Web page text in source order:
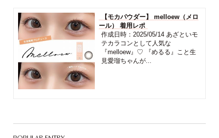
【モカパウダー】 melloew（メロ
ール） 着用レポ
作成日時：2025/05/14 あざといモ
テカラコンとして人気な
『melloew』♡ 『めるる』こと生
見愛瑠ちゃんが...